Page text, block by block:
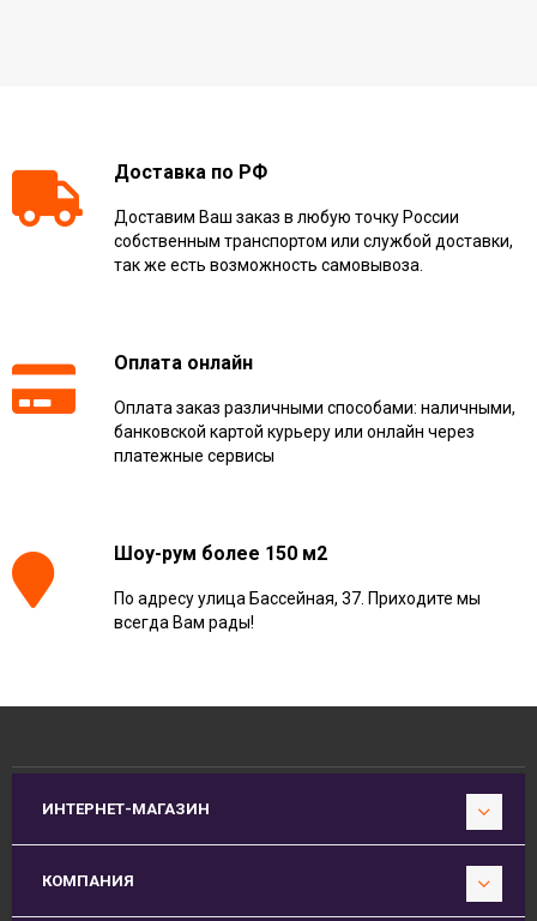
Доставка по РФ
Доставим Ваш заказ в любую точку России
собственным транспортом или службой доставки,
так же есть возможность самовывоза.
Оплата онлайн
Оплата заказ различными способами: наличными,
банковской картой курьеру или онлайн через
платежные сервисы
Шоу-рум более 150 м2
По адресу улица Бассейная, 37. Приходите мы
всегда Вам рады!
ИНТЕРНЕТ-МАГАЗИН
КОМПАНИЯ